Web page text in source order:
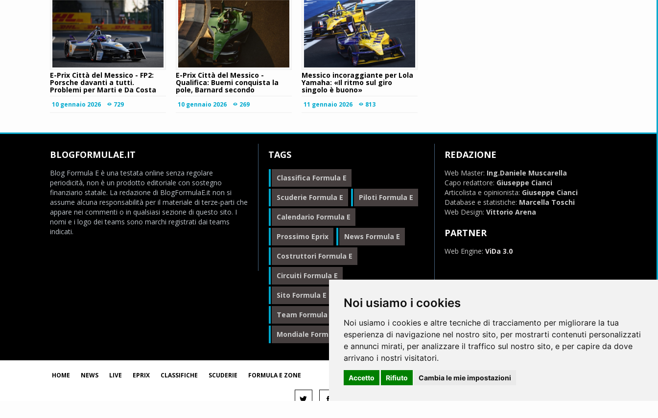
Noi usiamo i cookies
Noi usiamo i cookies e altre tecniche di tracciamento per migliorare la tua
esperienza di navigazione nel nostro sito, per mostrarti contenuti personalizzati
e annunci mirati, per analizzare il traffico sul nostro sito, e per capire da dove
arrivano i nostri visitatori.
Accetto Rifiuto Cambia le mie impostazioni
E-Prix Città del Messico - FP2:
Porsche davanti a tutti.
Problemi per Marti e Da Costa
10 gennaio 2026 729
E-Prix Città del Messico -
Qualifica: Buemi conquista la
pole, Barnard secondo
10 gennaio 2026 269
Messico incoraggiante per Lola
Yamaha: «Il ritmo sul giro
singolo è buono»
11 gennaio 2026 813
BLOGFORMULAE.IT
Blog Formula E è una testata online senza regolare
periodicità, non è un prodotto editoriale con sostegno
finanziario statale. La redazione di BlogFormulaE.it non si
assume alcuna responsabilità per il materiale di terze-parti che
appare nei commenti o in qualsiasi sezione di questo sito. I
nomi e i logo dei teams sono marchi registrati dai teams
indicati.
TAGS
Classifica Formula E
Scuderie Formula E Piloti Formula E
Calendario Formula E
Prossimo Eprix News Formula E
Costruttori Formula E
Circuiti Formula E
Sito Formula E Italiano
Team Formula E
Mondiale Formula E Formula E
REDAZIONE
Web Master: Ing.Daniele Muscarella
Capo redattore: Giuseppe Cianci
Articolista e opinionista: Giuseppe Cianci
Database e statistiche: Marcella Toschi
Web Design: Vittorio Arena
PARTNER
Web Engine: ViDa 3.0
HOME NEWS LIVE EPRIX CLASSIFICHE SCUDERIE FORMULA E ZONE © 1996-2026, tutti i marchi appartengono ai rispettivi proprietari